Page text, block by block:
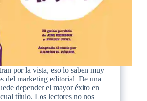
por la vista, eso lo saben muy
del marketing editorial. De una
depender el mayor éxito en
título. Los lectores no nos